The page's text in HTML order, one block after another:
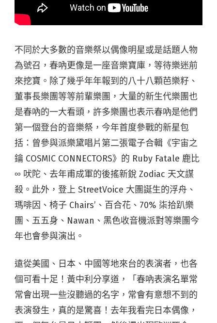
不同於大多數的音樂祭以偶像明星或是話題人物
為號召，春吶更像是一座音樂寶庫，等待樂迷前
來挖寶。除了幾乎年年報到的八十八顆芭樂籽、
董事長樂團等等前輩樂團，大量的新生代樂團也
是春吶的一大看頭，許多樂團也表示春吶是他們
第一個登台的音樂祭，今年首度參戰的新星包
括：曾參與派樂黛唱片第二張電子合輯《宇宙之
鑰 COSMIC CONNECTORS》的 Ruby Fatale 鹿比
∞ 吠陀、去年甫成軍的後搖新銳 Zodiac 天文謀
殺。此外，登上 StreetVoice 大團誕生的浮舟、
瑪啡因、椅子 Chairs’、百合花、70% 柒拾趴樂
團、五五身、Nawan、黑色收音機派對等樂團今
年也會參與演出。
遠從美國、日本、中國等地來台的表演者，也各
個可看十足！黃中利分享道，「春吶表演名單常
常會出現一些沒聽過的名字，常會有意想不到的
表演發生，真的是驚喜！去年我看完日本偶像，